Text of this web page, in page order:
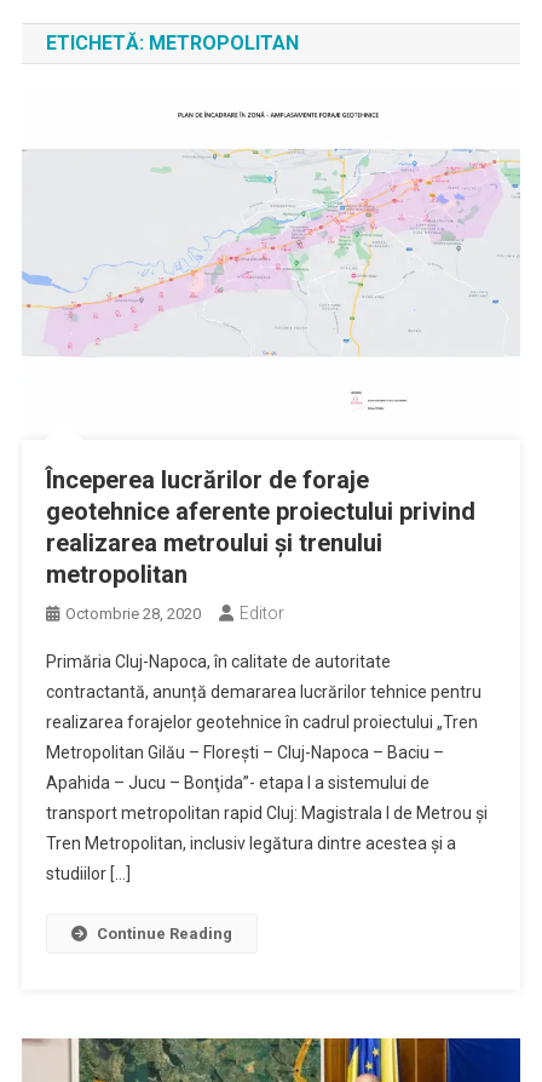
ETICHETĂ: METROPOLITAN
Începerea lucrărilor de foraje
geotehnice aferente proiectului privind
realizarea metroului și trenului
metropolitan
Octombrie 28, 2020 Editor
Primăria Cluj-Napoca, în calitate de autoritate
contractantă, anunță demararea lucrărilor tehnice pentru
realizarea forajelor geotehnice în cadrul proiectului „Tren
Metropolitan Gilău – Floreşti – Cluj-Napoca – Baciu –
Apahida – Jucu – Bonţida”- etapa I a sistemului de
transport metropolitan rapid Cluj: Magistrala I de Metrou şi
Tren Metropolitan, inclusiv legătura dintre acestea și a
studiilor […]
Continue Reading